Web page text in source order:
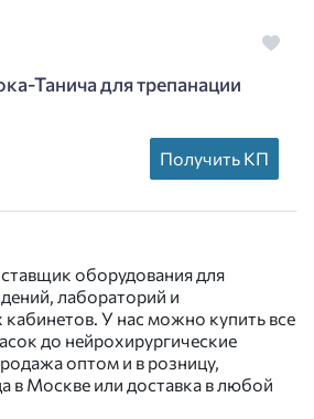
Танича для трепанации
Получить КП
оборудования для
лабораторий и
У нас можно купить все
до нейрохирургические
оптом и в розницу,
в Москве или доставка в любой